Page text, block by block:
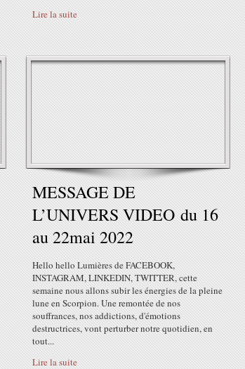
Lire la suite
MESSAGE DE
L’UNIVERS VIDEO du 16
au 22mai 2022
Hello hello Lumières de FACEBOOK,
INSTAGRAM, LINKEDIN, TWITTER, cette
semaine nous allons subir les énergies de la pleine
lune en Scorpion. Une remontée de nos
souffrances, nos addictions, d'émotions
destructrices, vont perturber notre quotidien, en
tout...
Lire la suite